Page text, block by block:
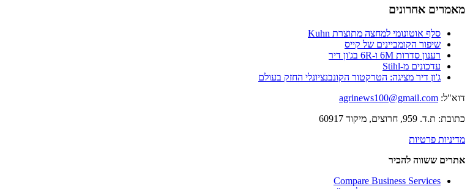
מאמרים אחרונים
סלף אוטונומי למחצה מתוצרת Kuhn
שיפור הקומביינים של קייס
רענון סדרות 6M ו-6R בג'ון דיר
עדכונים מ-Stihl
ג'ון דיר מציגה: הטרקטור הקונבנציונלי החזק בעולם
דוא"ל: agrinews100@gmail.com
כתובת: ת.ד. 959, חרוצים, מיקוד 60917
מדיניות פרטיות
אתרים ששווה להכיר
Compare Business Services